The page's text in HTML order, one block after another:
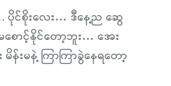
ပိုင်စိုးလေး… ဒီနေ့ည ဆွေ
ာင့်နိုင်တော့ဘူး… အေး
းမနဲ့ ကြာကြာခွဲနေရတော့